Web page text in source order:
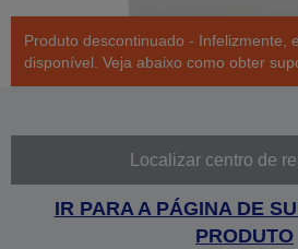
Produto descontinuado - Infelizmente,
disponível. Veja abaixo como obter
Localizar centro de
IR PARA A PÁGINA DE
PRODUTO